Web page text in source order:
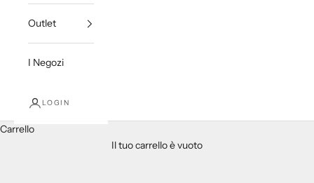
Outlet
I Negozi
LOGIN
Carrello
Il tuo carrello è vuoto